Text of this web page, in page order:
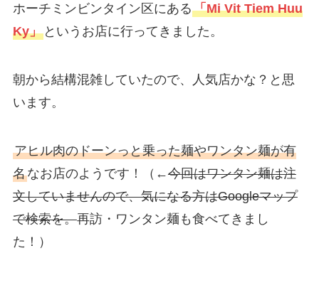
ホーチミンビンタイン区にある「Mi Vit Tiem Huu
Ky」というお店に行ってきました。
朝から結構混雑していたので、人気店かな？と思
います。
アヒル肉のドーンっと乗った麺やワンタン麺が有
名なお店のようです！（←今回はワンタン麺は注
文していませんので、気になる方はGoogleマップ
で検索を。再訪・ワンタン麺も食べてきまし
た！）